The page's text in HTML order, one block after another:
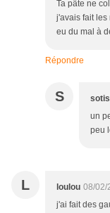
Ta pâte ne
j'avais fait les
eu du mal à
Répondre
S sotis
un
peu
L loulou 08/02/
j'ai fait des